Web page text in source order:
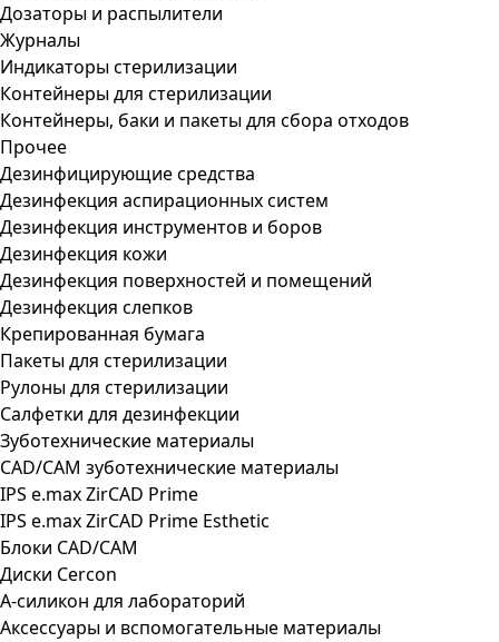
Дозаторы и распылители
Журналы
Индикаторы стерилизации
Контейнеры для стерилизации
Контейнеры, баки и пакеты для сбора отходов
Прочее
Дезинфицирующие средства
Дезинфекция аспирационных систем
Дезинфекция инструментов и боров
Дезинфекция кожи
Дезинфекция поверхностей и помещений
Дезинфекция слепков
Крепированная бумага
Пакеты для стерилизации
Рулоны для стерилизации
Салфетки для дезинфекции
Зуботехнические материалы
CAD/CAM зуботехнические материалы
IPS e.max ZirCAD Prime
IPS e.max ZirCAD Prime Esthetic
Блоки CAD/CAM
Диски Cercon
А-силикон для лабораторий
Аксессуары и вспомогательные материалы